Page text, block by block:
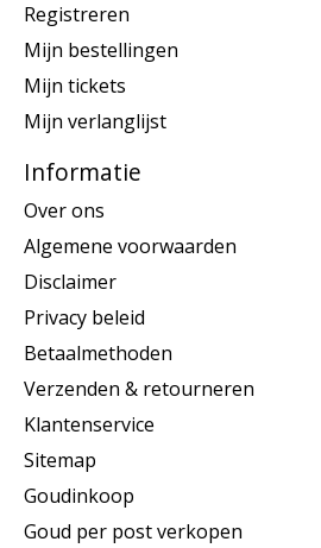
Registreren
Mijn bestellingen
Mijn tickets
Mijn verlanglijst
Informatie
Over ons
Algemene voorwaarden
Disclaimer
Privacy beleid
Betaalmethoden
Verzenden & retourneren
Klantenservice
Sitemap
Goudinkoop
Goud per post verkopen